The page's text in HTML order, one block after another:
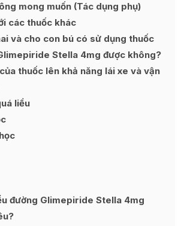
mong muốn (Tác dụng phụ)
các thuốc khác
và cho con bú có sử dụng thuốc
Stella 4mg được không?
thuốc lên khả năng lái xe và vận
liều
đường Glimepiride Stella 4mg